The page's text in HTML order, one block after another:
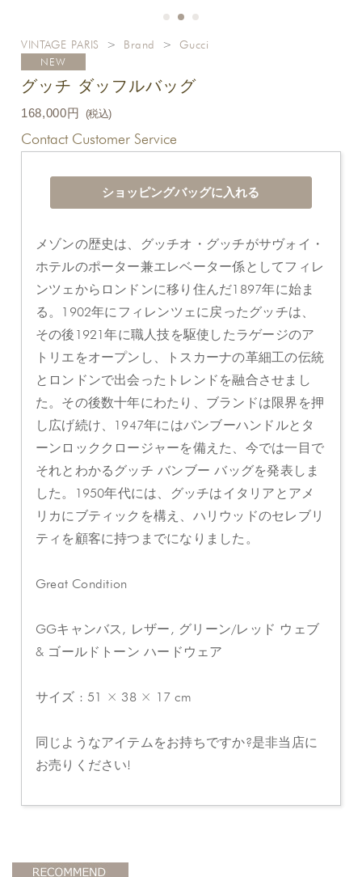
VINTAGE PARIS > Brand > Gucci
NEW
グッチ ダッフルバッグ
168,000円 (税込)
Contact Customer Service
メゾンの歴史は、グッチオ・グッチがサヴォイ・
ホテルのポーター兼エレベーター係としてフィレ
ンツェからロンドンに移り住んだ1897年に始ま
る。1902年にフィレンツェに戻ったグッチは、
その後1921年に職人技を駆使したラゲージのア
トリエをオープンし、トスカーナの革細工の伝統
とロンドンで出会ったトレンドを融合させまし
た。その後数十年にわたり、ブランドは限界を押
し広げ続け、1947年にはバンブーハンドルとタ
ーンロッククロージャーを備えた、今では一目で
それとわかるグッチ バンブー バッグを発表しま
した。1950年代には、グッチはイタリアとアメ
リカにブティックを構え、ハリウッドのセレブリ
ティを顧客に持つまでになりました。
Great Condition
GGキャンバス, レザー, グリーン/レッド ウェブ
& ゴールドトーン ハードウェア
サイズ : 51 × 38 × 17 cm
同じようなアイテムをお持ちですか?是非当店に
お売りください!